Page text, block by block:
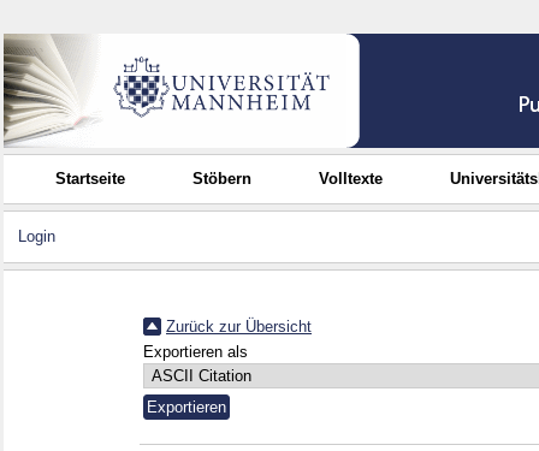
Startseite Stöbern Volltexte
Login
Zurück zur Übersicht
Exportieren als